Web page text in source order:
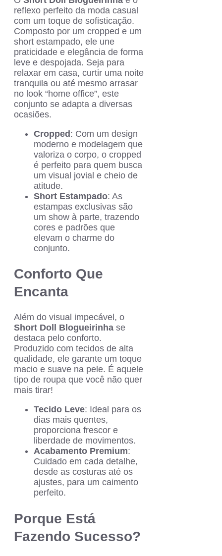
reflexo perfeito da moda casual
com um toque de sofisticação.
Composto por um cropped e um
short estampado, ele une
praticidade e elegância de forma
leve e despojada. Seja para
relaxar em casa, curtir uma noite
tranquila ou até mesmo arrasar
no look “home office”, este
conjunto se adapta a diversas
ocasiões.
Cropped: Com um design
moderno e modelagem que
valoriza o corpo, o cropped
é perfeito para quem busca
um visual jovial e cheio de
atitude.
Short Estampado: As
estampas exclusivas são
um show à parte, trazendo
cores e padrões que
elevam o charme do
conjunto.
Conforto Que
Encanta
Além do visual impecável, o
Short Doll Blogueirinha se
destaca pelo conforto.
Produzido com tecidos de alta
qualidade, ele garante um toque
macio e suave na pele. É aquele
tipo de roupa que você não quer
mais tirar!
Tecido Leve: Ideal para os
dias mais quentes,
proporciona frescor e
liberdade de movimentos.
Acabamento Premium:
Cuidado em cada detalhe,
desde as costuras até os
ajustes, para um caimento
perfeito.
Porque Está
Fazendo Sucesso?